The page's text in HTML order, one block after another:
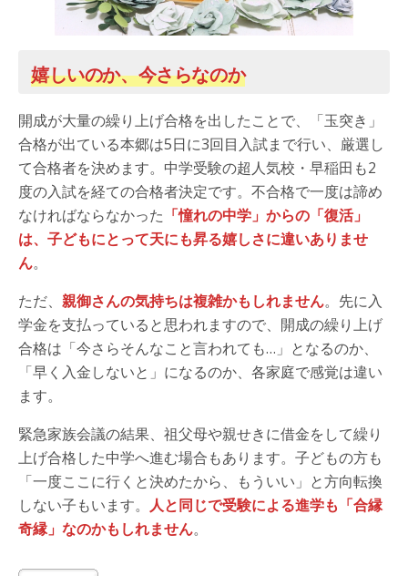
嬉しいのか、今さらなのか
開成が大量の繰り上げ合格を出したことで、「玉突き」
合格が出ている本郷は5日に3回目入試まで行い、厳選し
て合格者を決めます。中学受験の超人気校・早稲田も2
度の入試を経ての合格者決定です。不合格で一度は諦め
なければならなかった 「憧れの中学」からの「復活」
は、子どもにとって天にも昇る嬉しさに違いありませ
ん。
ただ、 親御さんの気持ちは複雑かもしれません。先に入
学金を支払っていると思われますので、開成の繰り上げ
合格は「今さらそんなこと言われても…」となるのか、
「早く入金しないと」になるのか、各家庭で感覚は違い
ます。
緊急家族会議の結果、祖父母や親せきに借金をして繰り
上げ合格した中学へ進む場合もあります。子どもの方も
「一度ここに行くと決めたから、もういい」と方向転換
しない子もいます。 人と同じで受験による進学も「合縁
奇縁」なのかもしれません。